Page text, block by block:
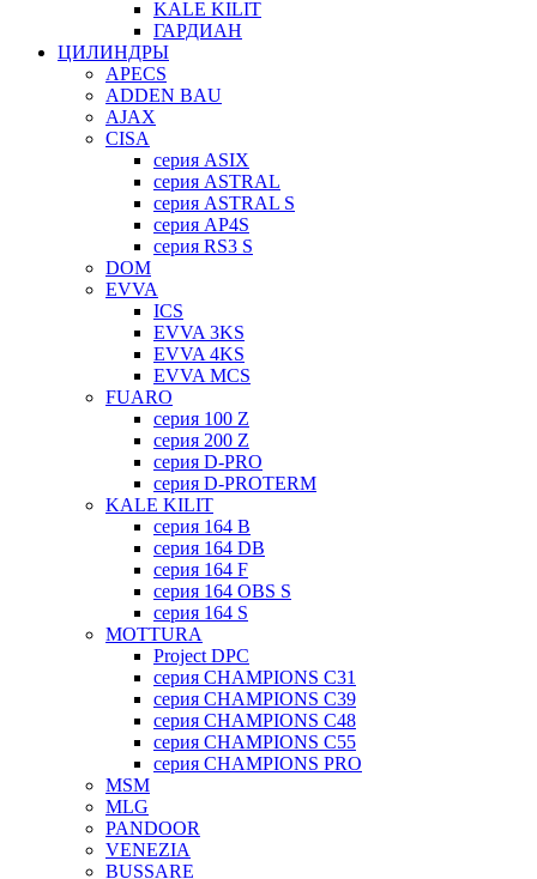
KALE KILIT
ГАРДИАН
ЦИЛИНДРЫ
APECS
ADDEN BAU
AJAX
CISA
серия ASIX
серия ASTRAL
серия ASTRAL S
серия AP4S
серия RS3 S
DOM
EVVA
ICS
EVVA 3KS
EVVA 4KS
EVVA MCS
FUARO
серия 100 Z
серия 200 Z
серия D-PRO
серия D-PROTERM
KALE KILIT
серия 164 B
серия 164 DB
серия 164 F
серия 164 OBS S
серия 164 S
MOTTURA
Project DPC
серия CHAMPIONS C31
серия CHAMPIONS C39
серия CHAMPIONS C48
серия CHAMPIONS C55
серия CHAMPIONS PRO
MSM
MLG
PANDOOR
VENEZIA
BUSSARE